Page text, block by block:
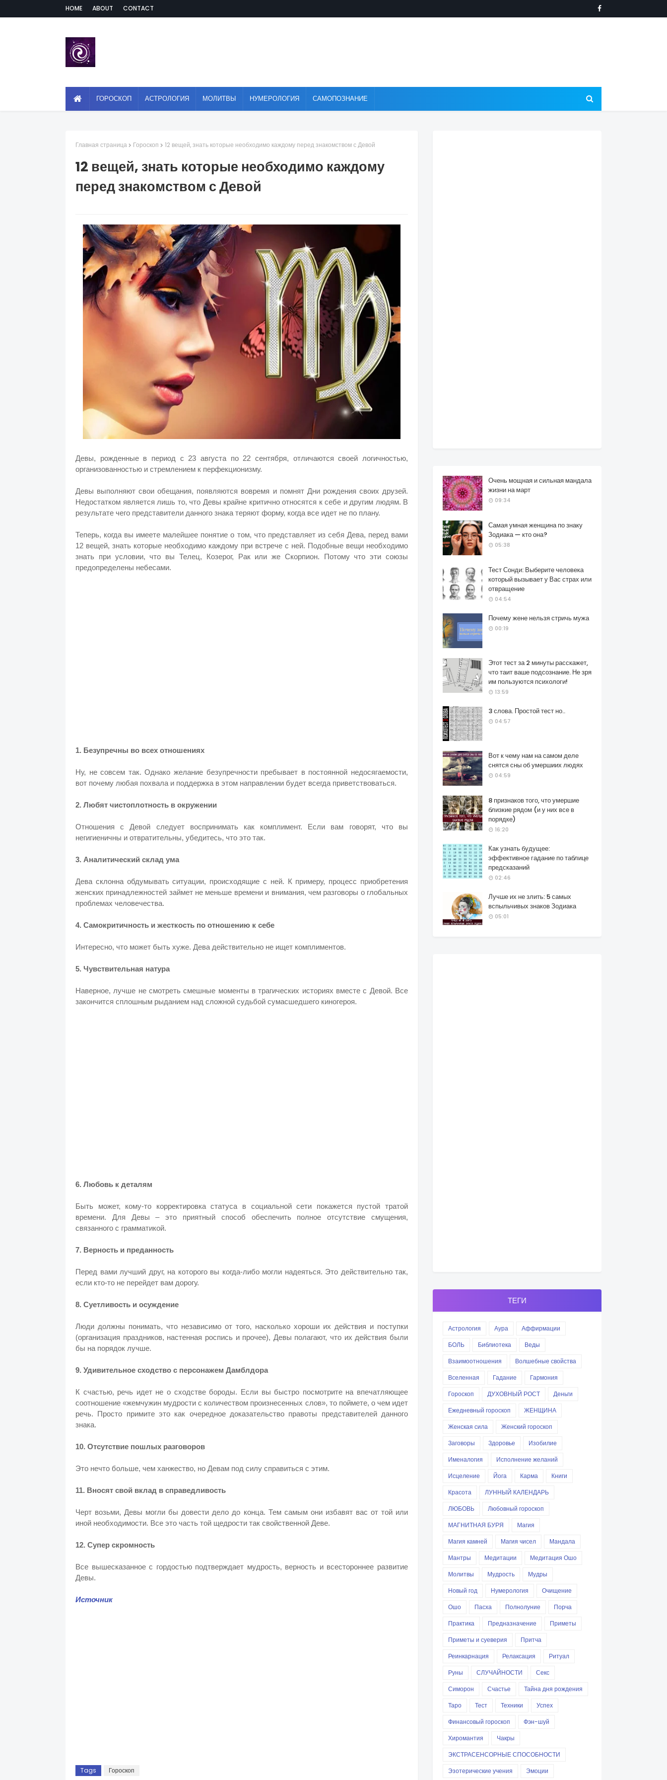
HOME ABOUT CONTACT
ГОРОСКОП АСТРОЛОГИЯ МОЛИТВЫ НУМЕРОЛОГИЯ САМОПОЗНАНИЕ
Главная страница Гороскоп 12 вещей, знать которые необходимо каждому перед знакомством с Девой
12 вещей, знать которые необходимо каждому
перед знакомством с Девой
Девы, рожденные в период с 23 августа по 22 сентября, отличаются своей логичностью,
организованностью и стремлением к перфекционизму.
Девы выполняют свои обещания, появляются вовремя и помнят Дни рождения своих друзей.
Недостатком является лишь то, что Девы крайне критично относятся к себе и другим людям. В
результате чего представители данного знака теряют форму, когда все идет не по плану.
Теперь, когда вы имеете малейшее понятие о том, что представляет из себя Дева, перед вами
12 вещей, знать которые необходимо каждому при встрече с ней. Подобные вещи необходимо
знать при условии, что вы Телец, Козерог, Рак или же Скорпион. Потому что эти союзы
предопределены небесами.
1. Безупречны во всех отношениях
Ну, не совсем так. Однако желание безупречности пребывает в постоянной недосягаемости,
вот почему любая похвала и поддержка в этом направлении будет всегда приветствоваться.
2. Любят чистоплотность в окружении
Отношения с Девой следует воспринимать как комплимент. Если вам говорят, что вы
негигиеничны и отвратительны, убедитесь, что это так.
3. Аналитический склад ума
Дева склонна обдумывать ситуации, происходящие с ней. К примеру, процесс приобретения
женских принадлежностей займет не меньше времени и внимания, чем разговоры о глобальных
проблемах человечества.
4. Самокритичность и жесткость по отношению к себе
Интересно, что может быть хуже. Дева действительно не ищет комплиментов.
5. Чувствительная натура
Наверное, лучше не смотреть смешные моменты в трагических историях вместе с Девой. Все
закончится сплошным рыданием над сложной судьбой сумасшедшего киногероя.
6. Любовь к деталям
Быть может, кому-то корректировка статуса в социальной сети покажется пустой тратой
времени. Для Девы – это приятный способ обеспечить полное отсутствие смущения,
связанного с грамматикой.
7. Верность и преданность
Перед вами лучший друг, на которого вы когда-либо могли надеяться. Это действительно так,
если кто-то не перейдет вам дорогу.
8. Суетливость и осуждение
Люди должны понимать, что независимо от того, насколько хороши их действия и поступки
(организация праздников, настенная роспись и прочее), Девы полагают, что их действия были
бы на порядок лучше.
9. Удивительное сходство с персонажем Дамблдора
К счастью, речь идет не о сходстве бороды. Если вы быстро посмотрите на впечатляющее
соотношение «жемчужин мудрости с количеством произнесенных слов», то поймете, о чем идет
речь. Просто примите это как очередное доказательство правоты представителей данного
знака.
10. Отсутствие пошлых разговоров
Это нечто больше, чем ханжество, но Девам под силу справиться с этим.
11. Вносят свой вклад в справедливость
Черт возьми, Девы могли бы довести дело до конца. Тем самым они избавят вас от той или
иной необходимости. Все это часть той щедрости так свойственной Деве.
12. Супер скромность
Все вышесказанное с гордостью подтверждает мудрость, верность и всестороннее развитие
Девы.
Источник
Tags Гороскоп
Очень мощная и сильная мандала
жизни на март
09:34
Самая умная женщина по знаку
Зодиака — кто она?
05:38
Тест Сонди: Выберите человека
который вызывает у Вас страх или
отвращение
04:54
Почему жене нельзя стричь мужа
00:19
Этот тест за 2 минуты расскажет,
что таит ваше подсознание. Не зря
им пользуются психологи!
13:59
3 слова. Простой тест но..
04:57
Вот к чему нам на самом деле
снятся сны об умершиих людях
04:59
8 признаков того, что умершие
близкие рядом (и у них все в
порядке)
16:20
Как узнать будущее:
эффективное гадание по таблице
предсказаний
02:46
Лучше их не злить: 5 самых
вспыльчивых знаков Зодиака
05:01
ТЕГИ
Астрология Аура
Аффирмации
БОЛЬ
Библиотека
Веды
Взаимоотношения
Волшебные свойства
Вселенная
Гадание
Гармония
Гороскоп
ДУХОВНЫЙ РОСТ
Деньги
Ежедневный гороскоп
ЖЕНЩИНА
Женская сила
Женский гороскоп
Заговоры
Здоровье
Изобилие
Именалогия
Исполнение желаний
Исцеление
Йога Карма
Книги
Красота
ЛУННЫЙ КАЛЕНДАРЬ
ЛЮБОВЬ
Любовный гороскоп
МАГНИТНАЯ БУРЯ
Магия
Магия камней
Магия чисел
Мандала
Мантры
Медитации
Медитация Ошо
Молитвы
Мудрость
Мудры
Новый год
Нумерология
Очищение
Ошо
Пасха Полнолуние
Порча
Практика
Предназначение
Приметы
Приметы и суеверия
Притча
Реинкарнация
Релаксация
Ритуал
Руны
СЛУЧАЙНОСТИ
Секс
Симорон
Счастье
Тайна дня рождения
Таро
Тест Техники
Успех
Финансовый гороскоп
Фэн-шуй
Хиромантия
Чакры
ЭКСТРАСЕНСОРНЫЕ СПОСОБНОСТИ
Эзотерические учения
Эмоции